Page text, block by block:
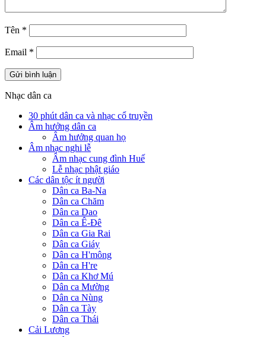
Tên *
Email *
Nhạc dân ca
30 phút dân ca và nhạc cổ truyền
Âm hưởng dân ca
Âm hưởng quan họ
Âm nhạc nghi lễ
Âm nhạc cung đình Huế
Lễ nhạc phật giáo
Các dân tộc ít người
Dân ca Ba-Na
Dân ca Chăm
Dân ca Dao
Dân ca Ê-Đê
Dân ca Gia Rai
Dân ca Giáy
Dân ca H'mông
Dân ca H're
Dân ca Khơ Mú
Dân ca Mường
Dân ca Nùng
Dân ca Tày
Dân ca Thái
Cải Lương